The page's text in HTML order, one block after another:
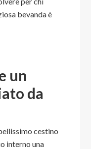
bevanda è
un
da
cestino
interno una